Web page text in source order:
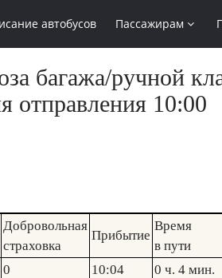
автобусов Пассажирам
багажа/ручной
отправления 10:00
Добровольная
страховка
Прибытие
Время
в пути
0 10:04
0 ч. 4 мин.